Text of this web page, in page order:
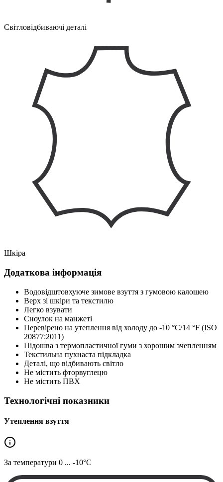
Світловідбиваючі деталі
Шкіра
Додаткова інформація
Водовідштовхуюче зимове взуття з гумовою калошею
Верх зі шкіри та текстилю
Легко взувати
Сноулок на манжеті
Перевірено на утеплення від холоду до -10 °C/14 °F (ISO
20877:2011)
Підошва з термопластичної гуми з хорошим зчепленням
Текстильна пухнаста підкладка
Деталі, що відбивають світло
Не містить фторвуглецю
Не містить ПВХ
Технологічні показники
Утеплення взуття
За температури 0 ... -10°C